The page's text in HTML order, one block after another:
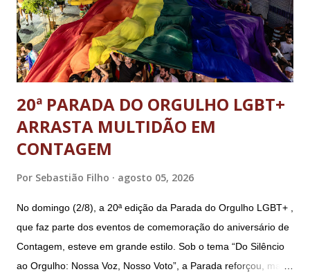
Defesa. A acusação envolveu os crimes de tentativa de
abolição violenta do Estado Democrático de Direito, golpe de
E...
20ª PARADA DO ORGULHO LGBT+
ARRASTA MULTIDÃO EM
CONTAGEM
Por Sebastião Filho agosto 05, 2026
No domingo (2/8), a 20ª edição da Parada do Orgulho LGBT+ ,
que faz parte dos eventos de comemoração do aniversário de
Contagem, esteve em grande estilo. Sob o tema “Do Silêncio
ao Orgulho: Nossa Voz, Nosso Voto”, a Parada reforçou, mais